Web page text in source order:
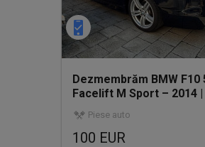
Dezmembrăm BMW F10
Facelift M Sport – 2014 |
| Automat 8HP
Piese auto
100 EUR